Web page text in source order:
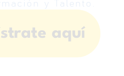
y Talento.
aquí